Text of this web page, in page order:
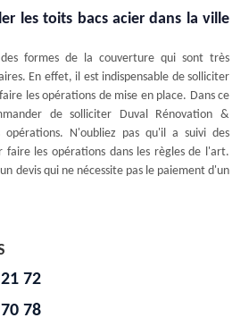
les toits bacs acier dans la ville
formes de la couverture qui sont très
En effet, il est indispensable de solliciter
les opérations de mise en place. Dans ce
de solliciter Duval Rénovation &
N'oubliez pas qu'il a suivi des
faire les opérations dans les règles de l'art.
devis qui ne nécessite pas le paiement d'un
72
78